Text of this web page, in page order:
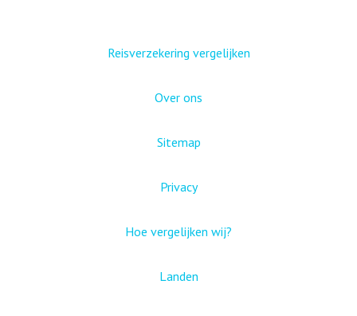
Reisverzekering vergelijken
Over ons
Sitemap
Privacy
Hoe vergelijken wij?
Landen